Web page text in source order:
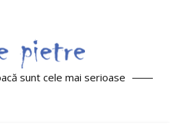
sunt cele mai serioase